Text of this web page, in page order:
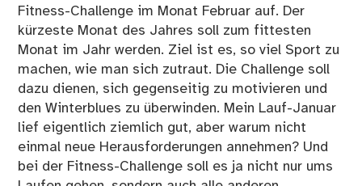
Fitness-Challenge im Monat Februar auf. Der
kürzeste Monat des Jahres soll zum fittesten
Monat im Jahr werden. Ziel ist es, so viel Sport zu
machen, wie man sich zutraut. Die Challenge soll
dazu dienen, sich gegenseitig zu motivieren und
den Winterblues zu überwinden. Mein Lauf-Januar
lief eigentlich ziemlich gut, aber warum nicht
einmal neue Herausforderungen annehmen? Und
bei der Fitness-Challenge soll es ja nicht nur ums